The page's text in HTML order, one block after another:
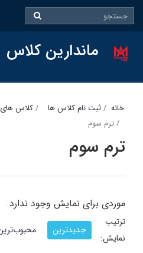
ماندارین کلاس
خانه ثبت نام کلاس ها کلاس های
ترم سوم
ترم سوم
موردی برای نمایش وجود ندارد.
ترتیب
نمایش:
جدیدترین